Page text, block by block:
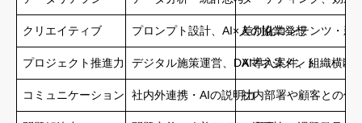
クリエイティブ プロンプト設計、AI×人の協業発想
差別化コンテンツ・新
プロジェクト推進力 デジタル施策運営、DXマネジメント
AI導入案件、組織横断
コミュニケーション 社内外連携・AIの説明力社内部署や顧客との信